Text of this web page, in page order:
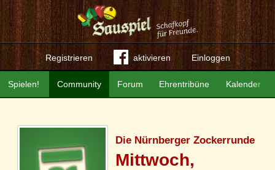
Registrieren aktivieren Einloggen
Community Forum Ehrentribüne Kalender
Spielen!
Die Nürnberger Zockerrunde
Mittwoch,